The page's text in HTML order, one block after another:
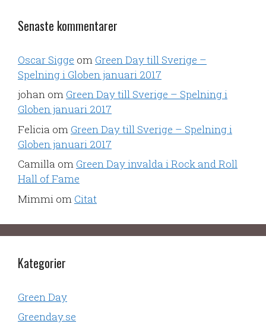
Senaste kommentarer
Oscar Sigge om Green Day till Sverige –
Spelning i Globen januari 2017
johan om Green Day till Sverige – Spelning i
Globen januari 2017
Felicia om Green Day till Sverige – Spelning i
Globen januari 2017
Camilla om Green Day invalda i Rock and Roll
Hall of Fame
Mimmi om Citat
Kategorier
Green Day
Greenday.se